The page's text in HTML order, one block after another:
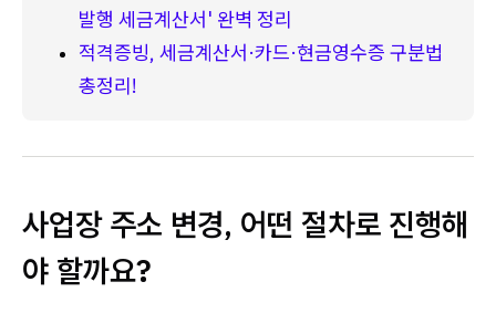
발행 세금계산서' 완벽 정리
적격증빙, 세금계산서·카드·현금영수증 구분법
총정리!
사업장 주소 변경, 어떤 절차로 진행해
야 할까요?